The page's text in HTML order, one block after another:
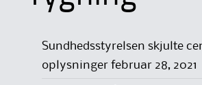
Sundhedsstyrelsen skjulte
oplysninger februar 28, 2021